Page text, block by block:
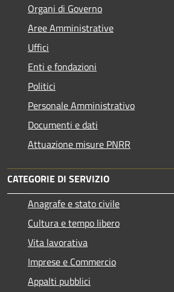
Organi di Governo
Aree Amministrative
Uffici
Enti e fondazioni
Politici
Personale Amministrativo
Documenti e dati
Attuazione misure PNRR
CATEGORIE DI SERVIZIO
Anagrafe e stato civile
Cultura e tempo libero
Vita lavorativa
Imprese e Commercio
Appalti pubblici